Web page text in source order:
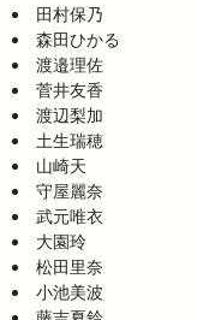
田村保乃
森田ひかる
渡邉理佐
菅井友香
渡辺梨加
土生瑞穂
山崎天
守屋麗奈
武元唯衣
大園玲
松田里奈
小池美波